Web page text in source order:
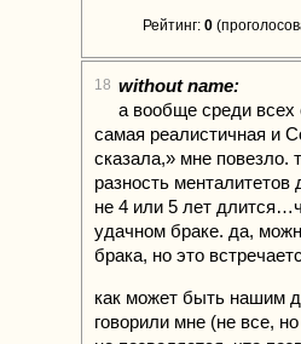
Рейтинг: 0
18 without name:
а вообще среди всех
самая реалистичная и
сказала,» мне повезло.
разность
не 4 или 5 лет
удачном браке. да,
брака, но это
как может быть нашим
говорили мне (не все,